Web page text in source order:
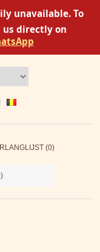
unavailable. To
us directly on
(0)